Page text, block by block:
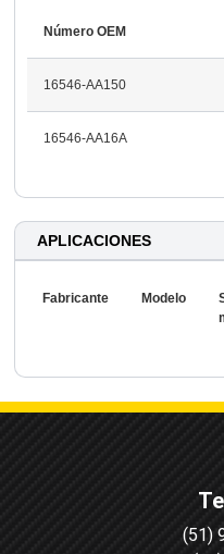
Número OEM
16546-AA150
16546-AA16A
APLICACIONES
Fabricante Modelo
(51)